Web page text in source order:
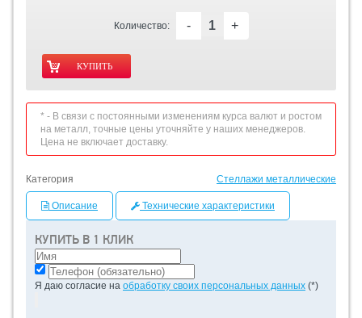
КУПИТЬ В 1 КЛИК
Я даю согласие на обработку своих персональных данных (*)
Количество: - +
* - В связи с постоянными изменениям курса валют и ростом
на металл, точные цены уточняйте у наших менеджеров.
Цена не включает доставку.
Категория Стеллажи металлические
Описание Технические характеристики